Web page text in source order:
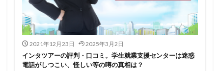
2021年12月23日 2025年3月2日
インタツアーの評判・口コミ。学生就業支援センターは迷惑
電話がしつこい、怪しい等の噂の真相は？
キャリアセレクト
キャリアスタート
キミスカ
エンジニア
カレンダー
かからない大学
オファーボックス
オファーサービス
エントリーシート（ES）
エントリーシート
エントリー
エンジニア就活 type就活